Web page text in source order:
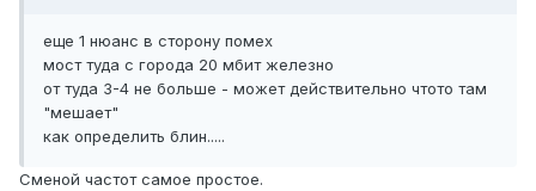
еще 1 нюанс в сторону помех
мост туда с города 20 мбит железно
от туда 3-4 не больше - может действительно чтото там
"мешает"
как определить блин.....
Сменой частот самое простое.